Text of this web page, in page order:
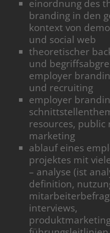
einordnung des
branding in den
kontext von
und social web
theoretischer
und
employer
und recruiting
employer
resources, public
marketing
ablauf eines
projektes mit
– analyse (ist
definition,
interviews,